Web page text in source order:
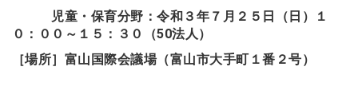
児童・保育分野：令和３年７月２５日（日）１
０：００～１５：３０（50法人）
［場所］富山国際会議場（富山市大手町１番２号）